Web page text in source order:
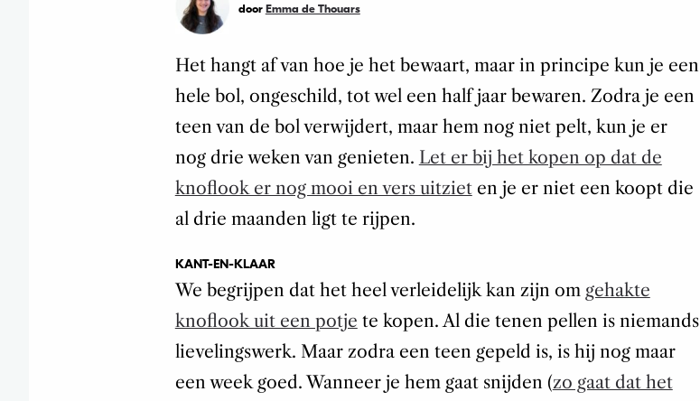
door Emma de Thouars
Het hangt af van hoe je het bewaart, maar in principe kun je een
hele bol, ongeschild, tot wel een half jaar bewaren. Zodra je een
teen van de bol verwijdert, maar hem nog niet pelt, kun je er
nog drie weken van genieten. Let er bij het kopen op dat de
knoflook er nog mooi en vers uitzieten je er niet een koopt die
al drie maanden ligt te rijpen.
KANT-EN-KLAAR
We begrijpen dat het heel verleidelijk kan zijn om gehakte
knoflook uit een potje te kopen. Al die tenen pellen is niemands
lievelingswerk. Maar zodra een teen gepeld is, is hij nog maar
een week goed. Wanneer je hem gaat snijden (zo gaat dat het